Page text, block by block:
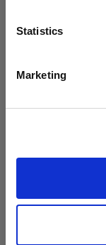
Statistics
Marketing
POWER CABLES
IN
$40.00